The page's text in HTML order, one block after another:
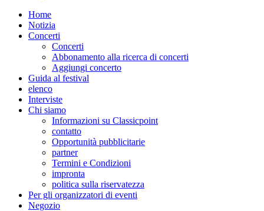
Home
Notizia
Concerti
Concerti
Abbonamento alla ricerca di concerti
Aggiungi concerto
Guida al festival
elenco
Interviste
Chi siamo
Informazioni su Classicpoint
contatto
Opportunità pubblicitarie
partner
Termini e Condizioni
impronta
politica sulla riservatezza
Per gli organizzatori di eventi
Negozio